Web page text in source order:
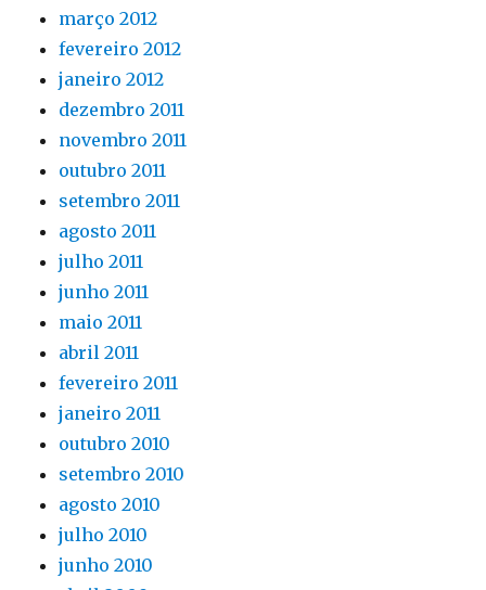
março 2012
fevereiro 2012
janeiro 2012
dezembro 2011
novembro 2011
outubro 2011
setembro 2011
agosto 2011
julho 2011
junho 2011
maio 2011
abril 2011
fevereiro 2011
janeiro 2011
outubro 2010
setembro 2010
agosto 2010
julho 2010
junho 2010